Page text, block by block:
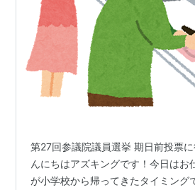
第27回参議院議員選挙 期日前投票
んにちはアズキングです！今日はお
が小学校から帰ってきたタイミング